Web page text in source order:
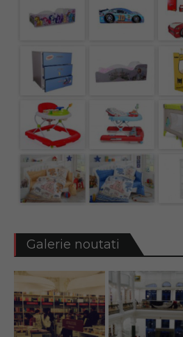
Galerie noutati